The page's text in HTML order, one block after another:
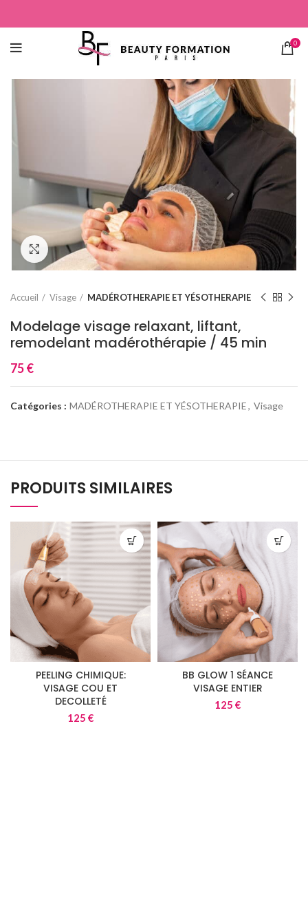
0
Click to enlarge
Accueil Visage MADÉROTHERAPIE ET YÉSOTHERAPIE
Modelage visage relaxant, liftant,
remodelant madérothérapie / 45 min
75€
Catégories : MADÉROTHERAPIE ET YÉSOTHERAPIE, Visage
PRODUITS SIMILAIRES
PEELING CHIMIQUE:
VISAGE COU ET
DECOLLETÉ
125 €
BB GLOW 1 SÉANCE
VISAGE ENTIER
125 €